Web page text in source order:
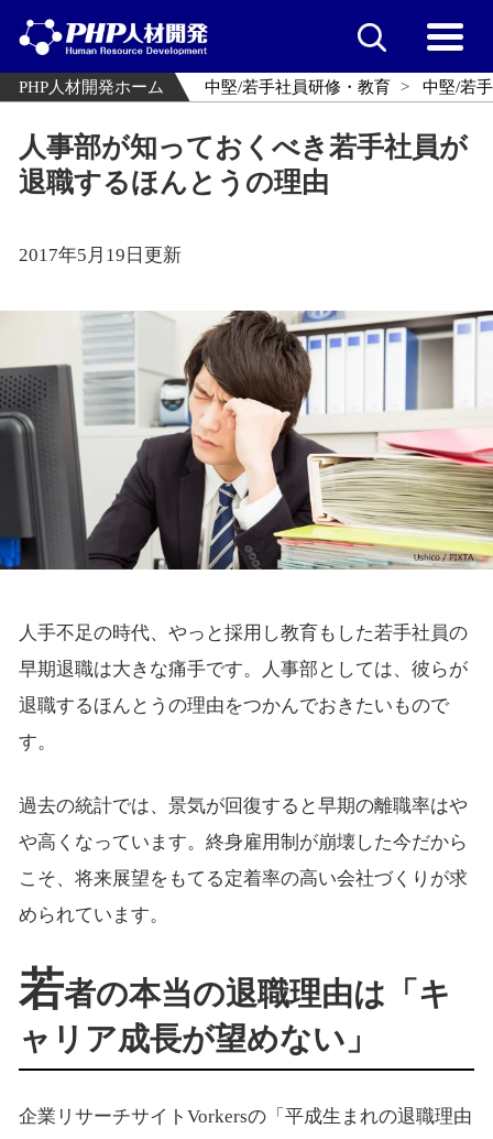
PHP人材開発ホーム 中堅/若手社員研修・教育 中堅/若
人事部が知っておくべき若手社員が
退職するほんとうの理由
2017年5月19日更新
人手不足の時代、やっと採用し教育もした若手社員の
早期退職は大きな痛手です。人事部としては、彼らが
退職するほんとうの理由をつかんでおきたいもので
す。
過去の統計では、景気が回復すると早期の離職率はや
や高くなっています。終身雇用制が崩壊した今だから
こそ、将来展望をもてる定着率の高い会社づくりが求
められています。
若者の本当の退職理由は「キ
ャリア成長が望めない」
企業リサーチサイトVorkersの「平成生まれの退職理由